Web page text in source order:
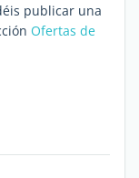
publicar una
Ofertas de